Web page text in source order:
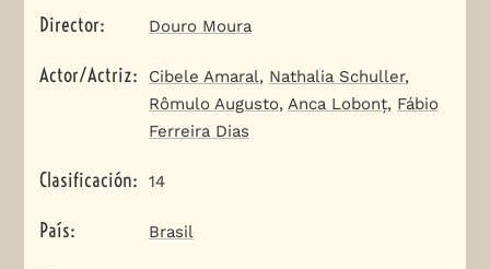
Director: Douro Moura
Actor/Actriz: Cibele Amaral, Nathalia Schuller,
Rômulo Augusto, Anca Lobonț, Fábio
Ferreira Dias
Clasificación: 14
País: Brasil